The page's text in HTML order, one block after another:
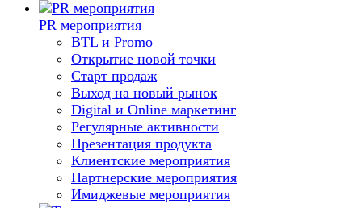
PR мероприятия
BTL и Promo
Открытие новой точки
Старт продаж
Выход на новый рынок
Digital и Online маркетинг
Регулярные активности
Презентация продукта
Клиентские мероприятия
Партнерские мероприятия
Имиджевые мероприятия